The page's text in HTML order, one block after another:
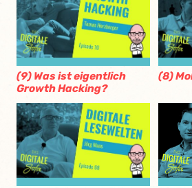
(9) Was ist eigentlich
Growth Hacking?
(8)